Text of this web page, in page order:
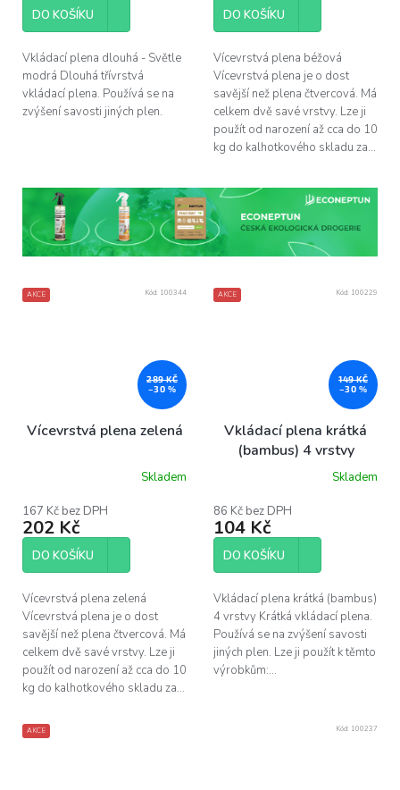
DO KOŠÍKU
Vkládací plena dlouhá - Světle
modrá Dlouhá třívrstvá
vkládací plena. Používá se na
zvýšení savosti jiných plen.
DO KOŠÍKU
Vícevrstvá plena béžová
Vícevrstvá plena je o dost
savější než plena čtvercová. Má
celkem dvě savé vrstvy. Lze ji
použít od narození až cca do 10
kg do kalhotkového skladu za...
AKCE
289 KČ
–30 %
Vícevrstvá plena zelená
Skladem
167 Kč bez DPH
202 Kč
DO KOŠÍKU
Vícevrstvá plena zelená
Vícevrstvá plena je o dost
savější než plena čtvercová. Má
celkem dvě savé vrstvy. Lze ji
použít od narození až cca do 10
kg do kalhotkového skladu za...
Kód: 100344 AKCE
149 KČ
–30 %
Vkládací plena krátká
(bambus) 4 vrstvy
Skladem
86 Kč bez DPH
104 Kč
DO KOŠÍKU
Vkládací plena krátká (bambus)
4 vrstvy Krátká vkládací plena.
Používá se na zvýšení savosti
jiných plen. Lze ji použít k těmto
výrobkům:...
Kód: 100229
AKCE Kód: 100237